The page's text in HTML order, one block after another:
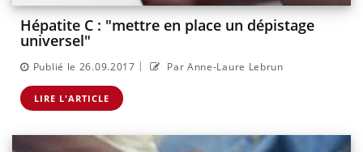
Hépatite C : "mettre en place un dépistage
universel"
Publié le 26.09.2017 | Par Anne-Laure Lebrun
LIRE L'ARTICLE